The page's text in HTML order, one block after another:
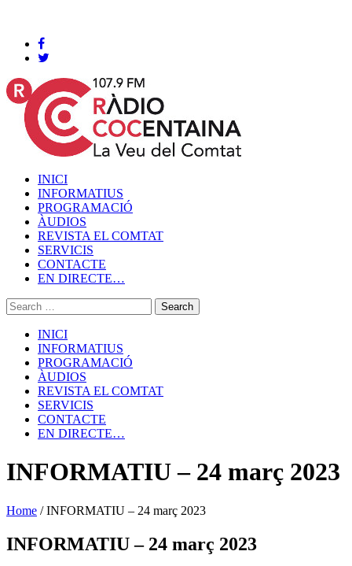
INICI
INFORMATIUS
PROGRAMACIÓ
ÀUDIOS
REVISTA EL COMTAT
SERVICIS
CONTACTE
EN DIRECTE…
INICI
INFORMATIUS
PROGRAMACIÓ
ÀUDIOS
REVISTA EL COMTAT
SERVICIS
CONTACTE
EN DIRECTE…
INFORMATIU – 24 març 2023
Home /INFORMATIU – 24 març 2023
INFORMATIU – 24 març 2023